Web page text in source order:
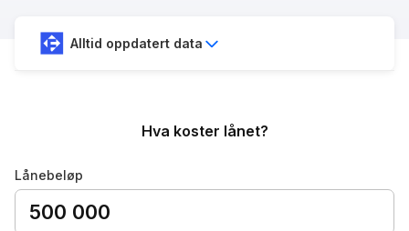
Alltid oppdatert data
Hva koster lånet?
Lånebeløp